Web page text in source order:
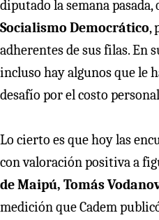
diputado la semana
Socialismo Democrático,
adherentes de sus filas. En
incluso hay algunos que le
desafío por el costo
Lo cierto es que hoy las
con valoración positiva a
de Maipú, Tomás
medición que Cadem